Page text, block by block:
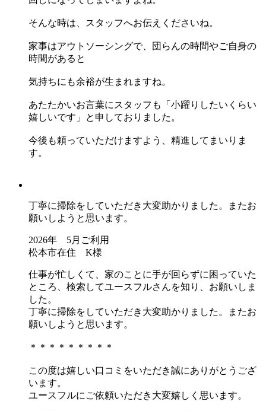
そんな時は、スタッフへお伝えくださいね。
家事はアウトソーシングで、団らんの時間やご自身の
時間があると
気持ちにも余裕が生まれますね。
あたたかいお言葉にスタッフも「小躍りしたいくらい
嬉しいです」と申しておりました。
今後も頼っていただけますよう、精進してまいりま
す。
丁寧に掃除をしていただき大変助かりました。またお
願いしようと思います。
2026年 5月ご利用
松本市在住 K様
仕事が忙しくて、家のことに手が回らずに困っていた
ところ、検索してユースフルさんを知り、お願いしま
した。
丁寧に掃除をしていただき大変助かりました。またお
願いしようと思います。
＊＊＊＊＊＊＊＊＊
この度は嬉しい口コミをいただき誠にありがとうござ
います。
ユースフルにご依頼いただき大変嬉しく思います。